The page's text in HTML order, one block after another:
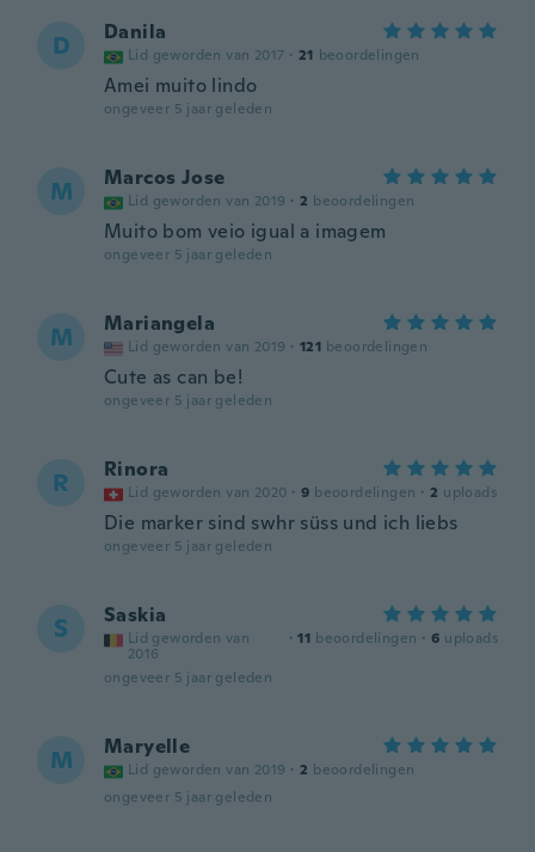
D Danila
Lid geworden van 2017 · 21 beoordelingen
Amei muito lindo
ongeveer 5 jaar geleden
M Marcos Jose
Lid geworden van 2019 · 2 beoordelingen
Muito bom veio igual a imagem
ongeveer 5 jaar geleden
M Mariangela
Lid geworden van 2019 · 121 beoordelingen
Cute as can be!
ongeveer 5 jaar geleden
R Rinora
Lid geworden van 2020 · 9 beoordelingen · 2 uploads
Die marker sind swhr süss und ich liebs
ongeveer 5 jaar geleden
S Saskia
Lid geworden van
2016
· 11 beoordelingen · 6 uploads
ongeveer 5 jaar geleden
M Maryelle
Lid geworden van 2019 · 2 beoordelingen
ongeveer 5 jaar geleden